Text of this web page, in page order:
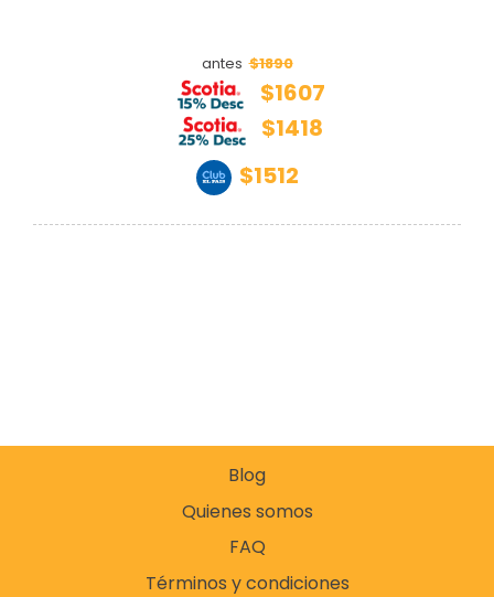
antes $1890
$1607
$1418
$1512
Blog
Quienes somos
FAQ
Términos y condiciones